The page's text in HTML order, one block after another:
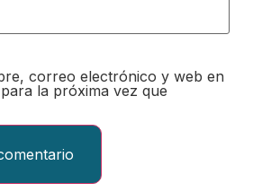
correo electrónico y web en
la próxima vez que